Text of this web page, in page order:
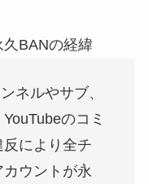
久BANの経緯
ネルやサブ、
のコミ
により全チ
ウントが永